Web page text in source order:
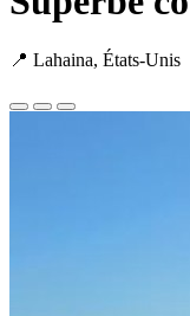
📍 Lahaina, États-Unis